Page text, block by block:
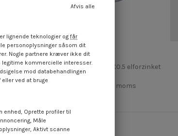
Rå stål
Skiver flad 20X32X0.5 elforzinket
inkl. moms
Afvis alle
lignende teknologier og får
personoplysninger såsom dit
Nogle partnere kræver ikke dit
kommercielle interesser.
mod databehandlingen
ved at bruge
enhed, Oprette profiler til
Måle
Aktivt scanne